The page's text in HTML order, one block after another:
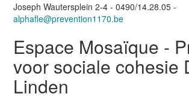
Joseph Wautersplein 2-4 - 0490/14.28.05 -
alphafle@prevention1170.be
Espace Mosaïque -
voor sociale cohesie
Linden